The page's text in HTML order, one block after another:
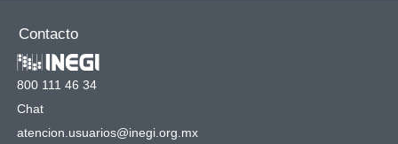
Contacto
800 111 46 34
Chat
atencion.usuarios@inegi.org.mx